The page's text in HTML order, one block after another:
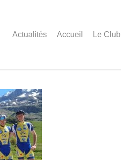
Actualités Accueil Le Club